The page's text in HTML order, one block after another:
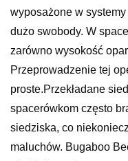
wyposażone w
dużo swobody. W
zarówno wysokość
Przeprowadzenie tej
proste.Przekładane
spacerówkom często
siedziska, co
maluchów. Bugaboo